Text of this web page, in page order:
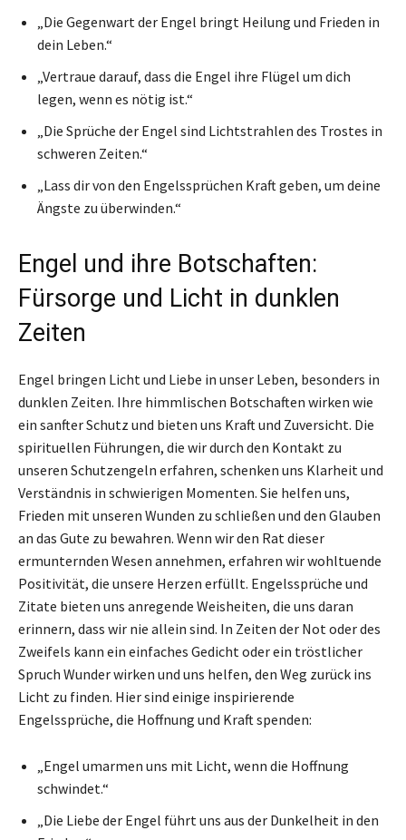
„Die Gegenwart der Engel bringt Heilung und Frieden in
dein Leben.“
„Vertraue darauf, dass die Engel ihre Flügel um dich
legen, wenn es nötig ist.“
„Die Sprüche der Engel sind Lichtstrahlen des Trostes in
schweren Zeiten.“
„Lass dir von den Engelssprüchen Kraft geben, um deine
Ängste zu überwinden.“
Engel und ihre Botschaften:
Fürsorge und Licht in dunklen
Zeiten
Engel bringen Licht und Liebe in unser Leben, besonders in
dunklen Zeiten. Ihre himmlischen Botschaften wirken wie
ein sanfter Schutz und bieten uns Kraft und Zuversicht. Die
spirituellen Führungen, die wir durch den Kontakt zu
unseren Schutzengeln erfahren, schenken uns Klarheit und
Verständnis in schwierigen Momenten. Sie helfen uns,
Frieden mit unseren Wunden zu schließen und den Glauben
an das Gute zu bewahren. Wenn wir den Rat dieser
ermunternden Wesen annehmen, erfahren wir wohltuende
Positivität, die unsere Herzen erfüllt. Engelssprüche und
Zitate bieten uns anregende Weisheiten, die uns daran
erinnern, dass wir nie allein sind. In Zeiten der Not oder des
Zweifels kann ein einfaches Gedicht oder ein tröstlicher
Spruch Wunder wirken und uns helfen, den Weg zurück ins
Licht zu finden. Hier sind einige inspirierende
Engelssprüche, die Hoffnung und Kraft spenden:
„Engel umarmen uns mit Licht, wenn die Hoffnung
schwindet.“
„Die Liebe der Engel führt uns aus der Dunkelheit in den